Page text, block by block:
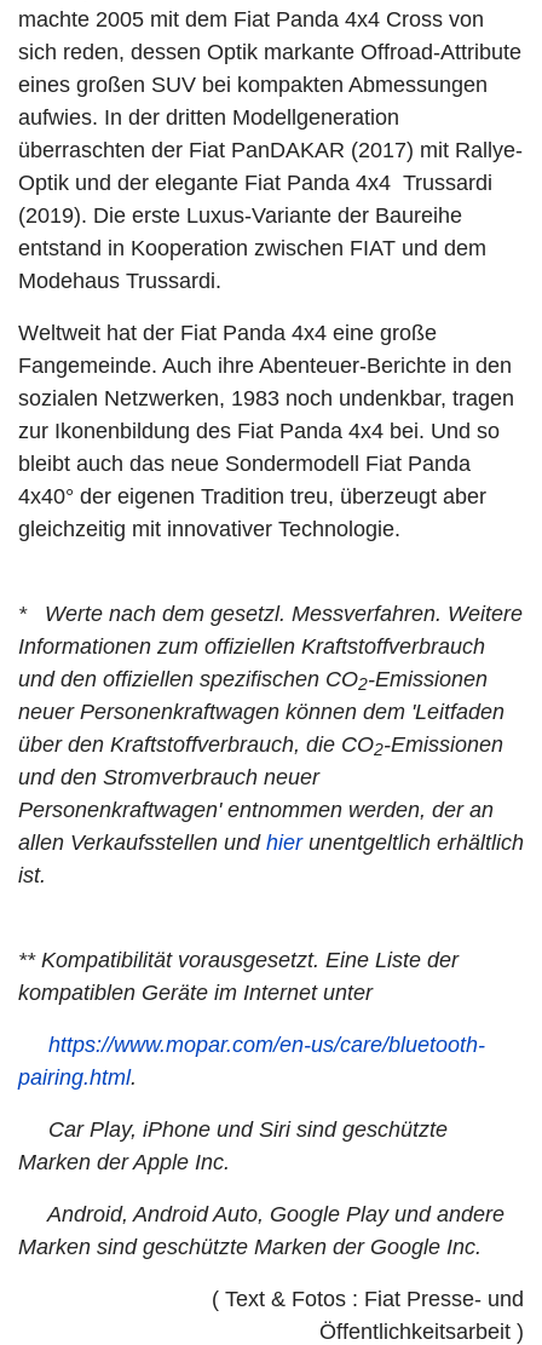
machte 2005 mit dem Fiat Panda 4x4 Cross von
sich reden, dessen Optik markante Offroad-Attribute
eines großen SUV bei kompakten Abmessungen
aufwies. In der dritten Modellgeneration
überraschten der Fiat PanDAKAR (2017) mit Rallye-
Optik und der elegante Fiat Panda 4x4 Trussardi
(2019). Die erste Luxus-Variante der Baureihe
entstand in Kooperation zwischen FIAT und dem
Modehaus Trussardi.
Weltweit hat der Fiat Panda 4x4 eine große
Fangemeinde. Auch ihre Abenteuer-Berichte in den
sozialen Netzwerken, 1983 noch undenkbar, tragen
zur Ikonenbildung des Fiat Panda 4x4 bei. Und so
bleibt auch das neue Sondermodell Fiat Panda
4x40° der eigenen Tradition treu, überzeugt aber
gleichzeitig mit innovativer Technologie.
* Werte nach dem gesetzl. Messverfahren. Weitere
Informationen zum offiziellen Kraftstoffverbrauch
und den offiziellen spezifischen CO2-Emissionen
neuer Personenkraftwagen können dem 'Leitfaden
über den Kraftstoffverbrauch, die CO2-Emissionen
und den Stromverbrauch neuer
Personenkraftwagen' entnommen werden, der an
allen Verkaufsstellen und hierunentgeltlich erhältlich
ist.
** Kompatibilität vorausgesetzt. Eine Liste der
kompatiblen Geräte im Internet unter
https://www.mopar.com/en-us/care/bluetooth-
pairing.html.
Car Play, iPhone und Siri sind geschützte
Marken der Apple Inc.
Android, Android Auto, Google Play und andere
Marken sind geschützte Marken der Google Inc.
( Text & Fotos : Fiat Presse- und
Öffentlichkeitsarbeit )